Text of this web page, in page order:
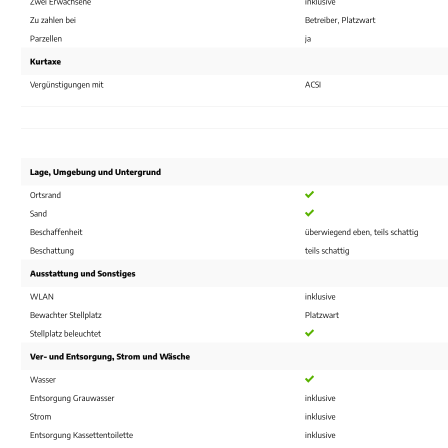
Zu zahlen bei
Betreiber, Platzwart
Parzellen
ja
Kurtaxe
Vergünstigungen mit ACSI
Lage, Umgebung und Untergrund
Ortsrand
Sand
Beschaffenheit
überwiegend eben, teils schattig
Beschattung
teils schattig
Ausstattung und Sonstiges
WLAN
inklusive
Bewachter Stellplatz
Platzwart
Stellplatz beleuchtet
Ver- und Entsorgung, Strom und Wäsche
Wasser
Entsorgung Grauwasser
inklusive
Strom
inklusive
Entsorgung Kassettentoilette
inklusive